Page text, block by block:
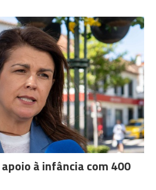
à infância com 400